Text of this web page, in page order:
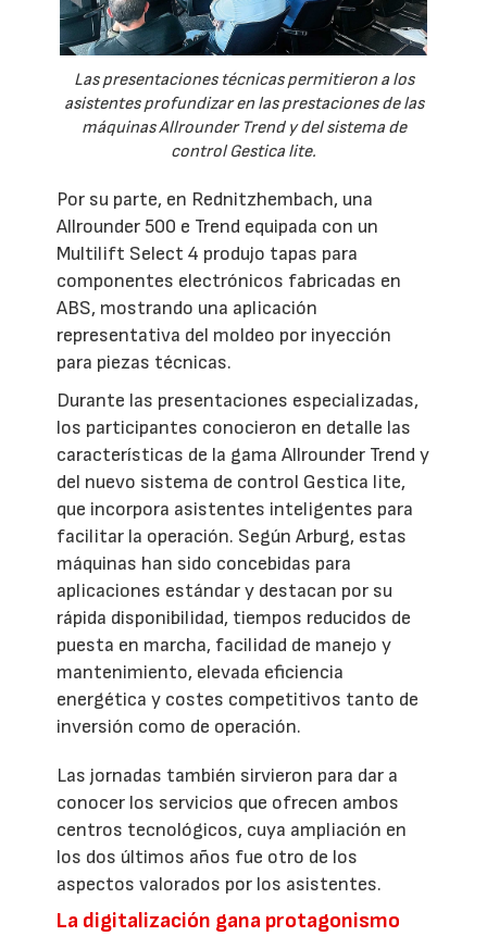
Las presentaciones técnicas permitieron a los
asistentes profundizar en las prestaciones de las
máquinas Allrounder Trend y del sistema de
control Gestica lite.
Por su parte, en Rednitzhembach, una
Allrounder 500 e Trend equipada con un
Multilift Select 4 produjo tapas para
componentes electrónicos fabricadas en
ABS, mostrando una aplicación
representativa del moldeo por inyección
para piezas técnicas.
Durante las presentaciones especializadas,
los participantes conocieron en detalle las
características de la gama Allrounder Trend y
del nuevo sistema de control Gestica lite,
que incorpora asistentes inteligentes para
facilitar la operación. Según Arburg, estas
máquinas han sido concebidas para
aplicaciones estándar y destacan por su
rápida disponibilidad, tiempos reducidos de
puesta en marcha, facilidad de manejo y
mantenimiento, elevada eficiencia
energética y costes competitivos tanto de
inversión como de operación.
Las jornadas también sirvieron para dar a
conocer los servicios que ofrecen ambos
centros tecnológicos, cuya ampliación en
los dos últimos años fue otro de los
aspectos valorados por los asistentes.
La digitalización gana protagonismo